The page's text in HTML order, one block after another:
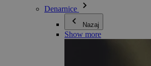
Denarnice
Nazaj
Show more